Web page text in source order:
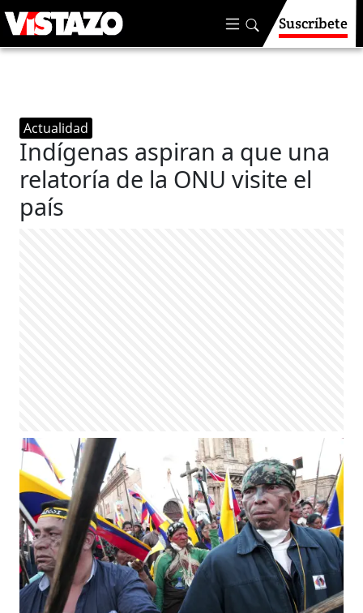
Suscríbete
Actualidad
Indígenas aspiran a que una
relatoría de la ONU visite el
país